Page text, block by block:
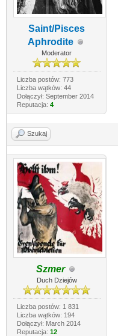
Saint/Pisces
Aphrodite
Moderator
Liczba postów: 773
Liczba wątków: 44
Dołączył: September 2014
Reputacja: 4
Szukaj
Szmer
Duch Dziejów
Liczba postów: 1 831
Liczba wątków: 194
Dołączył: March 2014
Reputacja: 12